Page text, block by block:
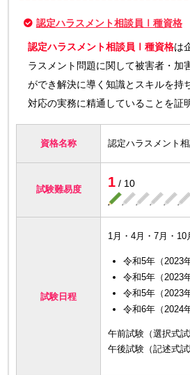
認定ハラスメント相談員Ⅰ種資格
認定ハラスメント相談員Ⅰ種資格は
ラスメント問題に関して被害者・加
ができ解決に導く知識とスキルを持
対応の実務に精通していることを証
資格名称 認定ハラスメント
試験難易度 1 / 10
試験日程
1月・4月・7月・10
令和5年（2023
令和5年（2023
令和5年（2023
令和6年（2024
午前試験（選択式
午後試験（記述式